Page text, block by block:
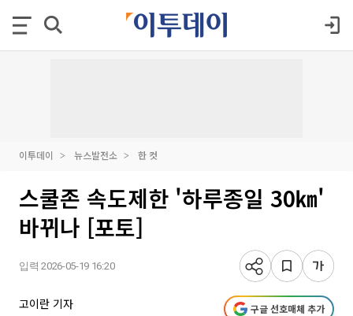
이투데이 뉴스발전소 한 컷
스쿨존 속도제한 '하루종일 30㎞'
바뀌나 [포토]
입력 2026-05-19 16:20
고이란 기자 구글 선호매체 추가